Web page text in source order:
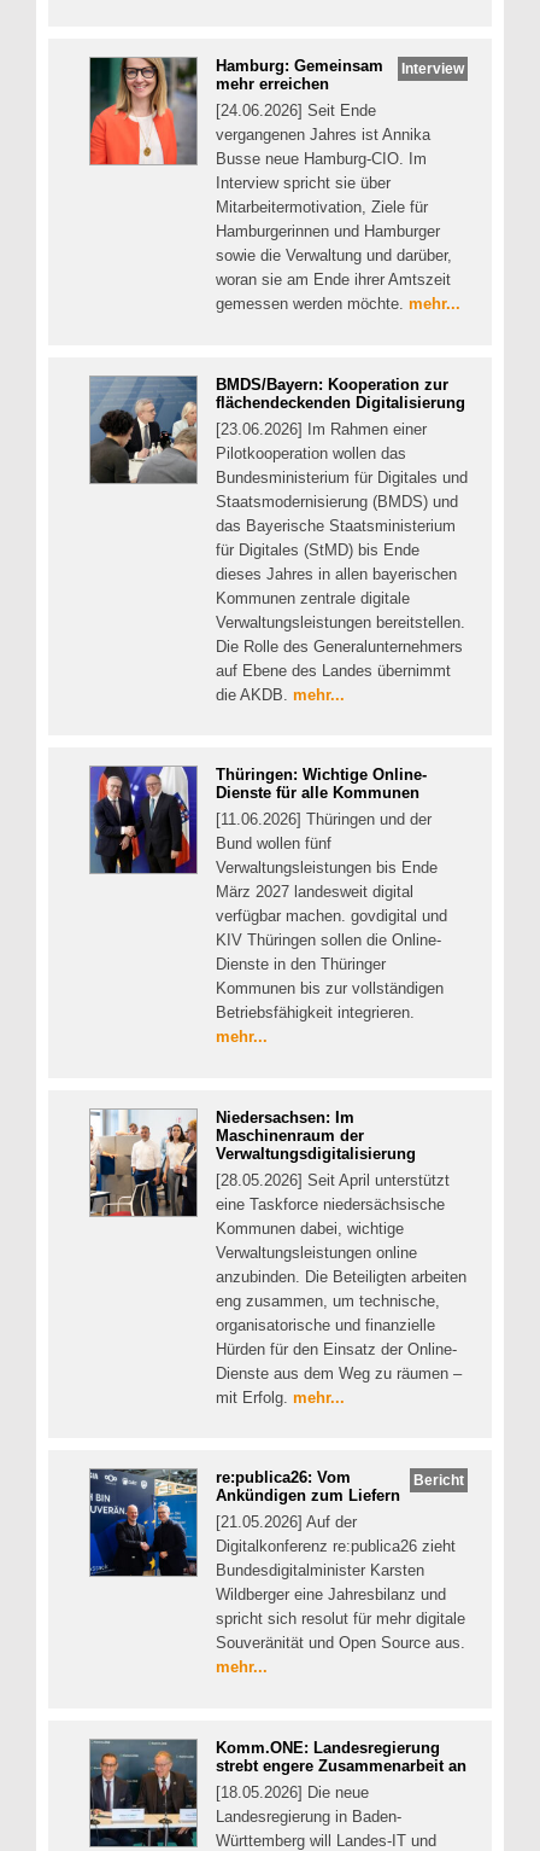
Interview
Hamburg: Gemeinsam
mehr erreichen
[24.06.2026] Seit Ende
vergangenen Jahres ist Annika
Busse neue Hamburg-CIO. Im
Interview spricht sie über
Mitarbeitermotivation, Ziele für
Hamburgerinnen und Hamburger
sowie die Verwaltung und darüber,
woran sie am Ende ihrer Amtszeit
gemessen werden möchte. mehr...
BMDS/Bayern: Kooperation zur
flächendeckenden Digitalisierung
[23.06.2026] Im Rahmen einer
Pilotkooperation wollen das
Bundesministerium für Digitales und
Staatsmodernisierung (BMDS) und
das Bayerische Staatsministerium
für Digitales (StMD) bis Ende
dieses Jahres in allen bayerischen
Kommunen zentrale digitale
Verwaltungsleistungen bereitstellen.
Die Rolle des Generalunternehmers
auf Ebene des Landes übernimmt
die AKDB. mehr...
Thüringen: Wichtige Online-
Dienste für alle Kommunen
[11.06.2026] Thüringen und der
Bund wollen fünf
Verwaltungsleistungen bis Ende
März 2027 landesweit digital
verfügbar machen. govdigital und
KIV Thüringen sollen die Online-
Dienste in den Thüringer
Kommunen bis zur vollständigen
Betriebsfähigkeit integrieren.
mehr...
Niedersachsen: Im
Maschinenraum der
Verwaltungsdigitalisierung
[28.05.2026] Seit April unterstützt
eine Taskforce niedersächsische
Kommunen dabei, wichtige
Verwaltungsleistungen online
anzubinden. Die Beteiligten arbeiten
eng zusammen, um technische,
organisatorische und finanzielle
Hürden für den Einsatz der Online-
Dienste aus dem Weg zu räumen –
mit Erfolg. mehr...
Bericht
re:publica26: Vom
Ankündigen zum Liefern
[21.05.2026] Auf der
Digitalkonferenz re:publica26 zieht
Bundesdigitalminister Karsten
Wildberger eine Jahresbilanz und
spricht sich resolut für mehr digitale
Souveränität und Open Source aus.
mehr...
Komm.ONE: Landesregierung
strebt engere Zusammenarbeit an
[18.05.2026] Die neue
Landesregierung in Baden-
Württemberg will Landes-IT und